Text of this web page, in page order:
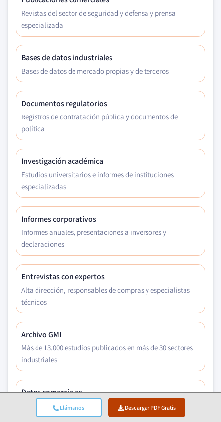
Llámanos Descargar PDF Gratis
Revistas del sector de seguridad y defensa y prensa
especializada
Bases de datos industriales
Bases de datos de mercado propias y de terceros
Documentos regulatorios
Registros de contratación pública y documentos de
política
Investigación académica
Estudios universitarios e informes de instituciones
especializadas
Informes corporativos
Informes anuales, presentaciones a inversores y
declaraciones
Entrevistas con expertos
Alta dirección, responsables de compras y especialistas
técnicos
Archivo GMI
Más de 13.000 estudios publicados en más de 30 sectores
industriales
Datos comerciales
Volúmenes de importación/exportación, códigos HS y
registros aduaneros